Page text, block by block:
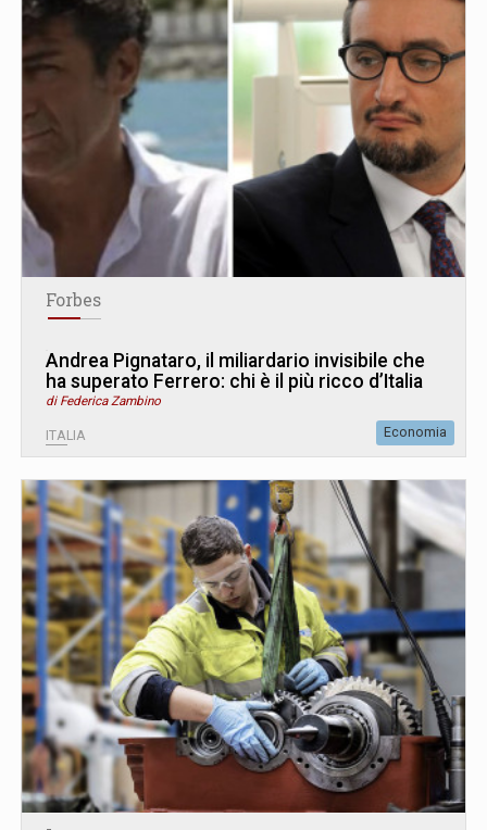
Forbes
Andrea Pignataro, il miliardario invisibile che
ha superato Ferrero: chi è il più ricco d’Italia
di Federica Zambino
ITALIA Economia